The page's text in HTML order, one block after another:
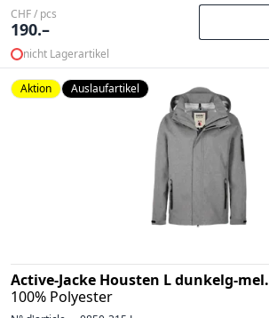
CHF / pcs
190.–
nicht Lagerartikel
Aktion Auslaufartikel
Active-Jacke Housten L dunkelg-mel.
100% Polyester